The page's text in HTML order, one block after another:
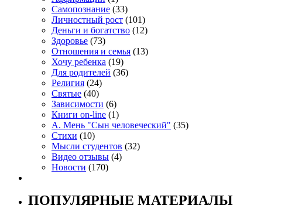
Самопознание (33)
Личностный рост (101)
Деньги и богатство (12)
Здоровье (73)
Отношения и семья (13)
Хочу ребенка (19)
Для родителей (36)
Религия (24)
Святые (40)
Зависимости (6)
Книги on-line (1)
А. Мень "Сын человеческий" (35)
Стихи (10)
Мысли студентов (32)
Видео отзывы (4)
Новости (170)
ПОПУЛЯРНЫЕ МАТЕРИАЛЫ